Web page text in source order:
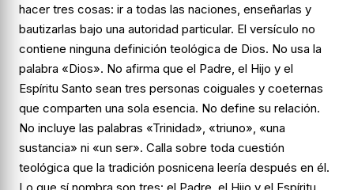
hacer tres cosas: ir a todas las naciones, enseñarlas y
bautizarlas bajo una autoridad particular. El versículo no
contiene ninguna definición teológica de Dios. No usa la
palabra «Dios». No afirma que el Padre, el Hijo y el
Espíritu Santo sean tres personas coiguales y coeternas
que comparten una sola esencia. No define su relación.
No incluye las palabras «Trinidad», «triuno», «una
sustancia» ni «un ser». Calla sobre toda cuestión
teológica que la tradición posnicena leería después en él.